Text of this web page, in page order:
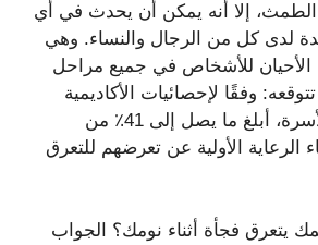
إلا أنه يمكن أن يحدث في أي
لدى كل من الرجال والنساء. وهي
للأشخاص في جميع مراحل
وفقًا لإحصائيات الأكاديمية
الأمريكية لأطباء الأسرة، أبلغ ما يصل إلى 41٪ من
الرعاية الأولية عن تعرضهم للتعرق
يتعرق فجأة أثناء نومك؟ الجواب